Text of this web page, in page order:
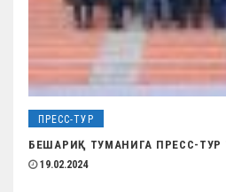
ПРЕСС-ТУР
БЕШАРИҚ ТУМАНИГА ПРЕСС-
19.02.2024